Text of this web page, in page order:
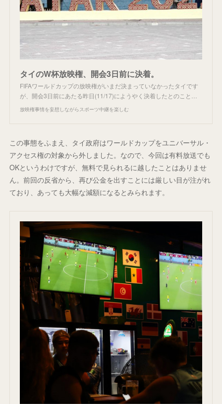
タイのW杯放映権、開会3日前に決着。
FIFAワールドカップの放映権がいまだ決まっていなかったタイです
が、開会3日前にあたる昨日(11/17)にようやく決着したとのこと…
放映権事情を妄想しながらスポーツ中継を楽しむ
この事態をふまえ、タイ政府はワールドカップをユニバーサル・
アクセス権の対象から外しました。なので、今回は有料放送でも
OKというわけですが、無料で見られるに越したことはありませ
ん。前回の反省から、再び公金を出すことには厳しい目が注がれ
ており、あっても大幅な減額になるとみられます。